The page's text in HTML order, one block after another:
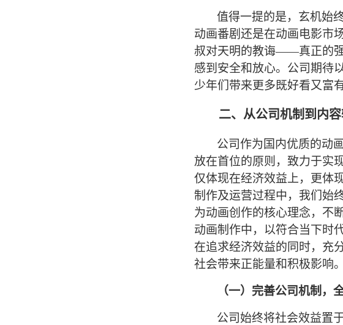
值得一提的是，玄机始
动画番剧还是在动画电影市
叔对天明的教诲——真正的
感到安全和放心。 公司期待
少年们带来更多既好看又富
二、 从公司机制到内
公司作为国内优质的动
放在首位的原则，致力于实
仅体现在经济效益上，更体
制作及运营过程中，我们始
为动画创作的核心理念，不
动画制作中，以符合当下时
在追求经济效益的同时，充
社会带来正能量和积极影响。
（一）完善公司机制，
公司始终将社会效益置